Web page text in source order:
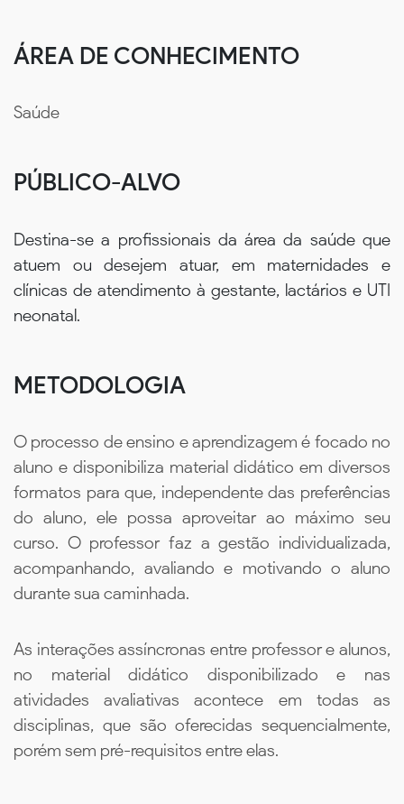
ÁREA DE CONHECIMENTO
Saúde
PÚBLICO-ALVO
Destina-se a profissionais da área da saúde que
atuem ou desejem atuar, em maternidades e
clínicas de atendimento à gestante, lactários e UTI
neonatal.
METODOLOGIA
O processo de ensino e aprendizagem é focado no
aluno e disponibiliza material didático em diversos
formatos para que, independente das preferências
do aluno, ele possa aproveitar ao máximo seu
curso. O professor faz a gestão individualizada,
acompanhando, avaliando e motivando o aluno
durante sua caminhada.
As interações assíncronas entre professor e alunos,
no material didático disponibilizado e nas
atividades avaliativas acontece em todas as
disciplinas, que são oferecidas sequencialmente,
porém sem pré-requisitos entre elas.